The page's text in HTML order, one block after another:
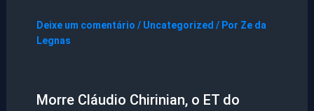
Deixe um comentário / Uncategorized / Por Ze da
Legnas
Morre Cláudio Chirinian, o ET do